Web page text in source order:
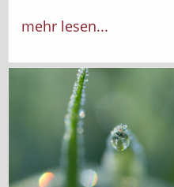
mehr lesen...